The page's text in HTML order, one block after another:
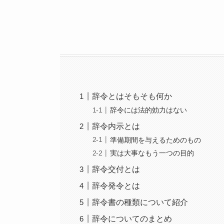
辞令とはそもそも何か
辞令には法的効力はない
辞令内示とは
準備期間を与えるためのもの
実は大事なもう一つの目的
辞令交付とは
辞令発令とは
辞令書の種類について紹介
辞令についてのまとめ